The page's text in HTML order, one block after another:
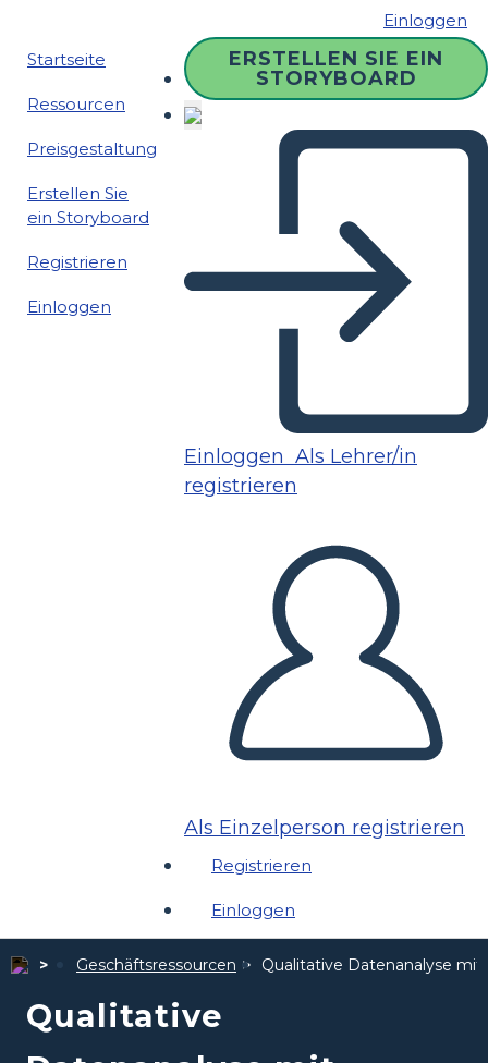
Einloggen
Startseite
Ressourcen
Preisgestaltung
Erstellen Sie
ein Storyboard
Registrieren
Einloggen
ERSTELLEN SIE EIN
STORYBOARD
Einloggen Als Lehrer/in
registrieren
Als Einzelperson registrieren
Registrieren
Einloggen
Geschäftsressourcen Qualitative Datenanalyse mit
Qualitative